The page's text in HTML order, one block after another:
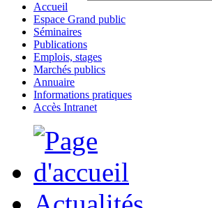
Accueil
Espace Grand public
Séminaires
Publications
Emplois, stages
Marchés publics
Annuaire
Informations pratiques
Accès Intranet